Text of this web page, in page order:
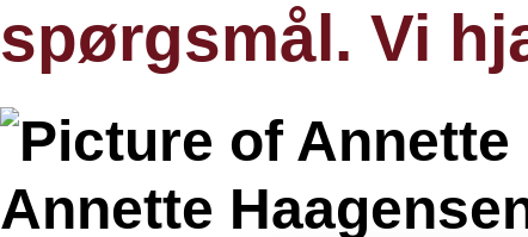
spørgsmål. Vi
Annette